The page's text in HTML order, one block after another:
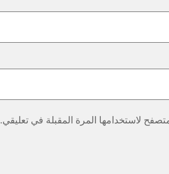
لاستخدامها المرة المقبلة في تعليقي.